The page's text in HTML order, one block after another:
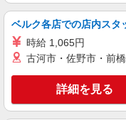
時
大
キープ
パート
東洋テックビルサービス
ベルク各店での店内スタ
時給 1,065円
古河市・佐野市・前
詳細を見る